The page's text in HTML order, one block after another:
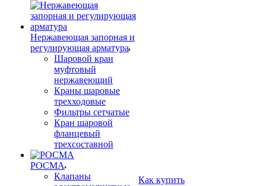
Нержавеющая запорная и
регулирующая арматура
Шаровой кран
муфтовый
нержавеющий
Краны шаровые
трехходовые
Фильтры сетчатые
Кран шаровой
фланцевый
трехсоставной
РОСМА
Клапаны
Как купить